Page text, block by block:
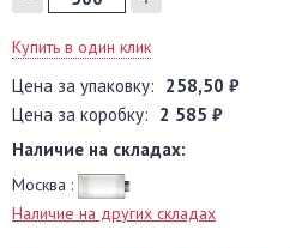
Купить в один клик
Цена за упаковку: 258,50 ₽
Цена за коробку: 2 585 ₽
Наличие на складах:
Москва :
Наличие на других складах